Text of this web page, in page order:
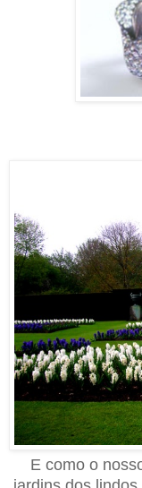
E como o